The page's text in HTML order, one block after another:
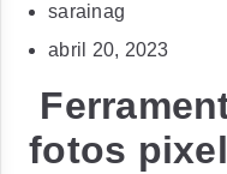
sarainag
abril 20, 2023
fotos